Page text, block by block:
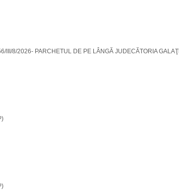
III/8/2026- PARCHETUL DE PE LÂNGĂ JUDECĂTORIA GALAŢI